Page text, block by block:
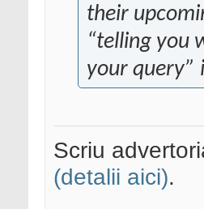
their
“telling you
your query”
Scriu
(detalii aici).